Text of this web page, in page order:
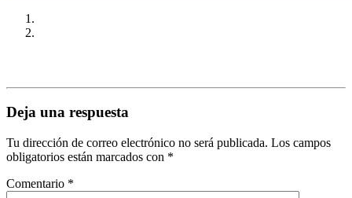
Deja una respuesta
Tu dirección de correo electrónico no será publicada. Los campos
obligatorios están marcados con *
Comentario *